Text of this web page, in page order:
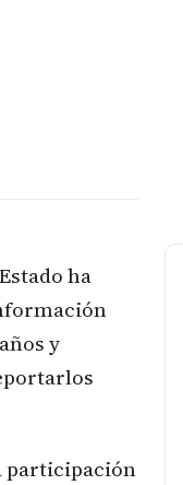
ha
y
participación